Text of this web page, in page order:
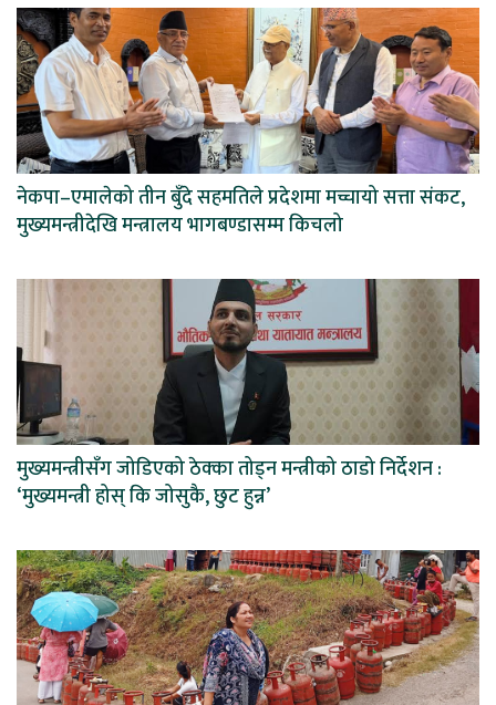
नेकपा–एमालेको तीन बुँदे सहमतिले प्रदेशमा मच्चायो सत्ता संकट,
मुख्यमन्त्रीदेखि मन्त्रालय भागबण्डासम्म किचलो
मुख्यमन्त्रीसँग जोडिएको ठेक्का तोड्न मन्त्रीको ठाडो निर्देशन :
‘मुख्यमन्त्री होस् कि जोसुकै, छुट हुन्न’